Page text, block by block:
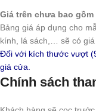
Giá trên chưa bao
Bảng giá áp dụng cho
kính, lá sách,… sẽ có giá
Đối với kích thước vượt
giá cửa.
Chính sách